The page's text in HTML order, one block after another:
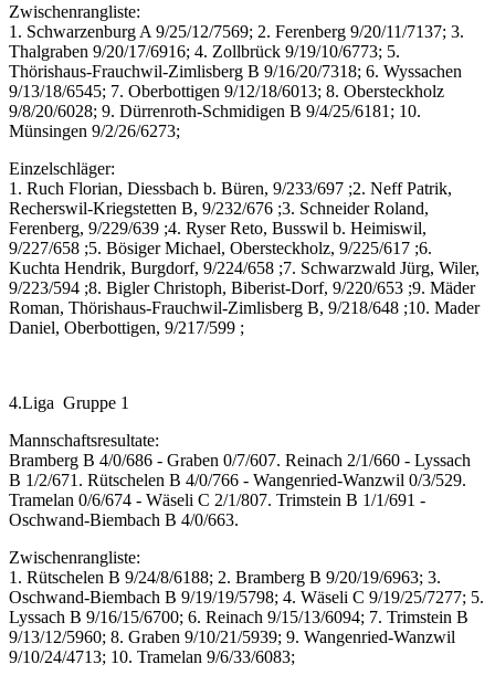
Zwischenrangliste:
1. Schwarzenburg A 9/25/12/7569; 2. Ferenberg 9/20/11/7137; 3.
Thalgraben 9/20/17/6916; 4. Zollbrück 9/19/10/6773; 5.
Thörishaus-Frauchwil-Zimlisberg B 9/16/20/7318; 6. Wyssachen
9/13/18/6545; 7. Oberbottigen 9/12/18/6013; 8. Obersteckholz
9/8/20/6028; 9. Dürrenroth-Schmidigen B 9/4/25/6181; 10.
Münsingen 9/2/26/6273;
Einzelschläger:
1. Ruch Florian, Diessbach b. Büren, 9/233/697 ;2. Neff Patrik,
Recherswil-Kriegstetten B, 9/232/676 ;3. Schneider Roland,
Ferenberg, 9/229/639 ;4. Ryser Reto, Busswil b. Heimiswil,
9/227/658 ;5. Bösiger Michael, Obersteckholz, 9/225/617 ;6.
Kuchta Hendrik, Burgdorf, 9/224/658 ;7. Schwarzwald Jürg, Wiler,
9/223/594 ;8. Bigler Christoph, Biberist-Dorf, 9/220/653 ;9. Mäder
Roman, Thörishaus-Frauchwil-Zimlisberg B, 9/218/648 ;10. Mader
Daniel, Oberbottigen, 9/217/599 ;
4.Liga Gruppe 1
Mannschaftsresultate:
Bramberg B 4/0/686 - Graben 0/7/607. Reinach 2/1/660 - Lyssach
B 1/2/671. Rütschelen B 4/0/766 - Wangenried-Wanzwil 0/3/529.
Tramelan 0/6/674 - Wäseli C 2/1/807. Trimstein B 1/1/691 -
Oschwand-Biembach B 4/0/663.
Zwischenrangliste:
1. Rütschelen B 9/24/8/6188; 2. Bramberg B 9/20/19/6963; 3.
Oschwand-Biembach B 9/19/19/5798; 4. Wäseli C 9/19/25/7277; 5.
Lyssach B 9/16/15/6700; 6. Reinach 9/15/13/6094; 7. Trimstein B
9/13/12/5960; 8. Graben 9/10/21/5939; 9. Wangenried-Wanzwil
9/10/24/4713; 10. Tramelan 9/6/33/6083;